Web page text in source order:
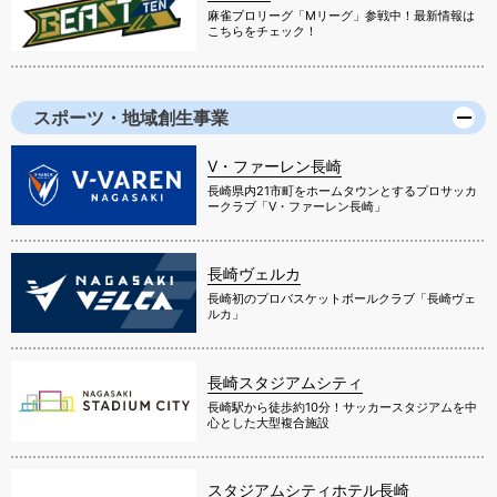
麻雀プロリーグ「Mリーグ」参戦中！最新情報は
こちらをチェック！
スポーツ・地域創生事業
V・ファーレン長崎
長崎県内21市町をホームタウンとするプロサッカ
ークラブ「V・ファーレン長崎」
長崎ヴェルカ
長崎初のプロバスケットボールクラブ「長崎ヴェ
ルカ」
長崎スタジアムシティ
長崎駅から徒歩約10分！サッカースタジアムを中
心とした大型複合施設
スタジアムシティホテル長崎